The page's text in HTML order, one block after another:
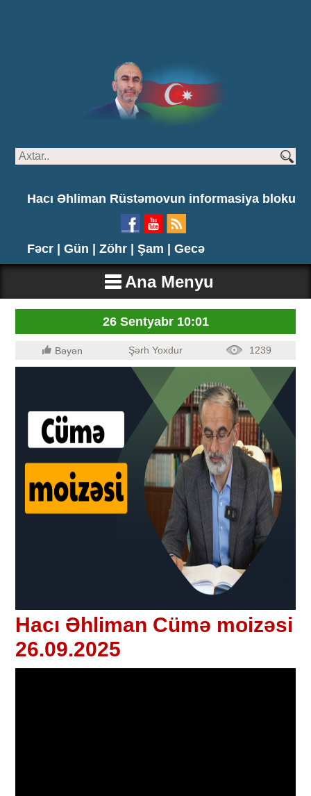
Hacı Əhliman Rüstəmovun informasiya bloku
Fəcr | Gün | Zöhr | Şam | Gecə
Ana Menyu
26 Sentyabr 10:01
Bəyən Şərh Yoxdur 1239
Hacı Əhliman Cümə moizəsi
26.09.2025